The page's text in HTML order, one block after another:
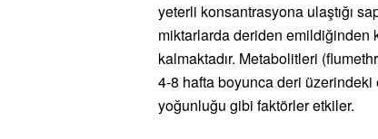
yeterli konsantrasyona ulaştığı
miktarlarda deriden emildiğinden
kalmaktadır. Metabolitleri
4-8 hafta boyunca deri üzerindeki
yoğunluğu gibi faktörler etkiler.